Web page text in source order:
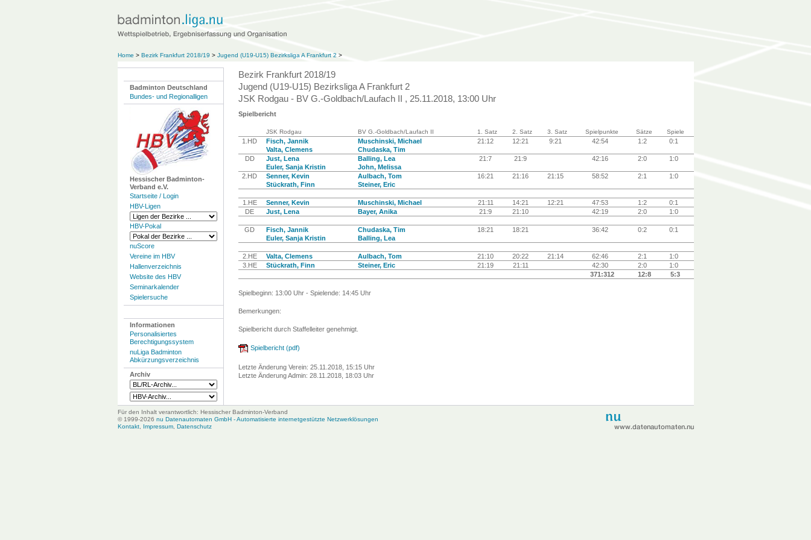
Home > Bezirk Frankfurt 2018/19 > Jugend (U19-U15) Bezirksliga A Frankfurt 2 >
Badminton Deutschland
Bundes- und Regionalligen
Hessischer Badminton-
Verband e.V.
Startseite / Login
HBV-Ligen
HBV-Pokal
nuScore
Vereine im HBV
Hallenverzeichnis
Website des HBV
Seminarkalender
Spielersuche
Informationen
Personalisiertes
Berechtigungssystem
nuLiga Badminton
Abkürzungsverzeichnis
Archiv
Bezirk Frankfurt 2018/19
Jugend (U19-U15) Bezirksliga A Frankfurt 2
JSK Rodgau - BV G.-Goldbach/Laufach II , 25.11.2018, 13:00 Uhr
Spielbericht
JSK Rodgau BV G.-Goldbach/Laufach II 1. Satz 2. Satz 3. Satz Spielpunkte Sätze Spiele
1.HD
Fisch, Jannik
Valta, Clemens
Muschinski, Michael
Chudaska, Tim
21:12 12:21 9:21 42:54 1:2 0:1
DD
Just, Lena
Euler, Sanja Kristin
Balling, Lea
John, Melissa
21:7 21:9 42:16 2:0 1:0
2.HD
Senner, Kevin
Stückrath, Finn
Aulbach, Tom
Steiner, Eric
16:21 21:16 21:15 58:52 2:1 1:0
1.HE Senner, Kevin Muschinski, Michael 21:11 14:21 12:21 47:53 1:2
0:1
DE
Just, Lena Bayer, Anika 21:9 21:10 42:19 2:0 1:0
GD
Fisch, Jannik
Euler, Sanja Kristin
Chudaska, Tim
Balling, Lea
18:21 18:21 36:42 0:2 0:1
2.HE Valta, Clemens Aulbach, Tom 21:10 20:22 21:14 62:46 2:1
1:0
3.HE
Stückrath, Finn Steiner, Eric 21:19 21:11 42:30 2:0
1:0
371:312
12:8 5:3
Spielbeginn: 13:00 Uhr - Spielende: 14:45 Uhr
Bemerkungen:
Spielbericht durch Staffelleiter genehmigt.
Spielbericht (pdf)
Letzte Änderung Verein: 25.11.2018, 15:15 Uhr
Letzte Änderung Admin: 28.11.2018, 18:03 Uhr
Für den Inhalt verantwortlich: Hessischer Badminton-Verband
© 1999-2026 nu Datenautomaten GmbH - Automatisierte internetgestützte Netzwerklösungen
Kontakt, Impressum, Datenschutz